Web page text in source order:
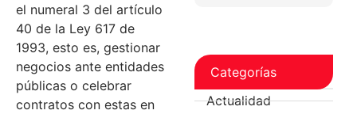
el numeral 3 del artículo
40 de la Ley 617 de
1993, esto es, gestionar
negocios ante entidades
públicas o celebrar
contratos con estas en
Categorías
Actualidad